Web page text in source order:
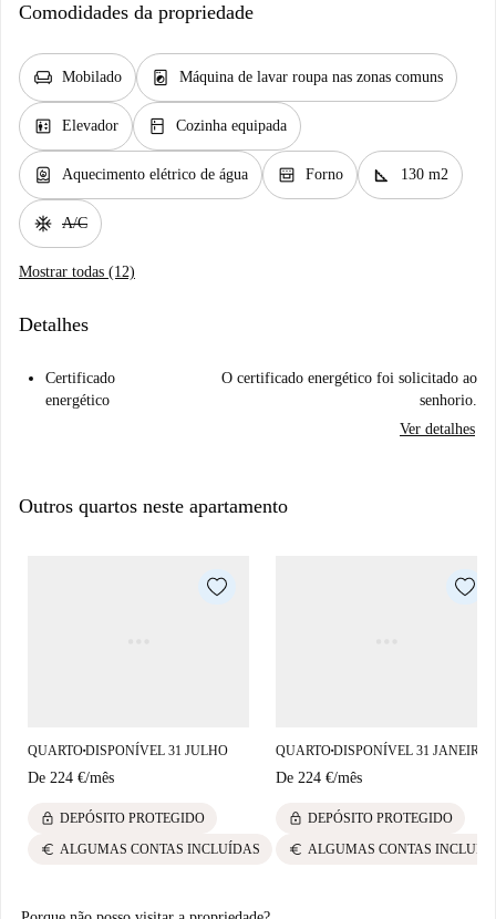
Comodidades da propriedade
chair Mobilado local_laundry_service Máquina de lavar roupa nas zonas comuns
elevator Elevador kitchen Cozinha equipada
water_heater Aquecimento elétrico de água oven_gen Forno square_foot 130 m2
ac_unit A/C
Mostrar todas (12)
Detalhes
Certificado
energético
O certificado energético foi solicitado ao
senhorio.
Ver detalhes
Outros quartos neste apartamento
QUARTO■DISPONÍVEL 31 JULHO
De 224 €/mês
lock DEPÓSITO PROTEGIDO
euro ALGUMAS CONTAS INCLUÍDAS
QUARTO■DISPONÍVEL 31 JANEIRO
De 224 €/mês
lock DEPÓSITO PROTEGIDO
euro ALGUMAS CONTAS